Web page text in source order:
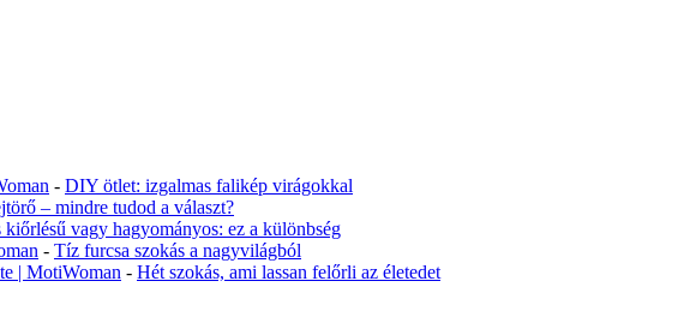
- DIY ötlet: izgalmas falikép virágokkal
– mindre tudod a választ?
kiőrlésű vagy hagyományos: ez a különbség
- Tíz furcsa szokás a nagyvilágból
| MotiWoman - Hét szokás, ami lassan felőrli az életedet